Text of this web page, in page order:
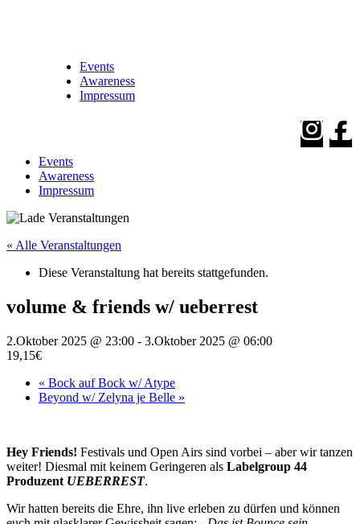
Events
Awareness
Impressum
Events
Awareness
Impressum
« Alle Veranstaltungen
Diese Veranstaltung hat bereits stattgefunden.
volume & friends w/ ueberrest
2.Oktober 2025 @ 23:00 - 3.Oktober 2025 @ 06:00
19,15€
« Bock auf Bock w/ Atype
Beyond w/ Zelyna je Belle »
Hey Friends! Festivals und Open Airs sind vorbei – aber wir tanzen
weiter! Diesmal mit keinem Geringeren als Labelgroup 44
Produzent UEBERREST.
Wir hatten bereits die Ehre, ihn live erleben zu dürfen und können